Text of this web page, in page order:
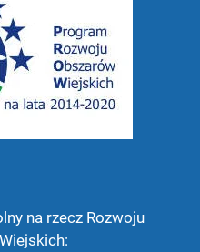
na rzecz Rozwoju